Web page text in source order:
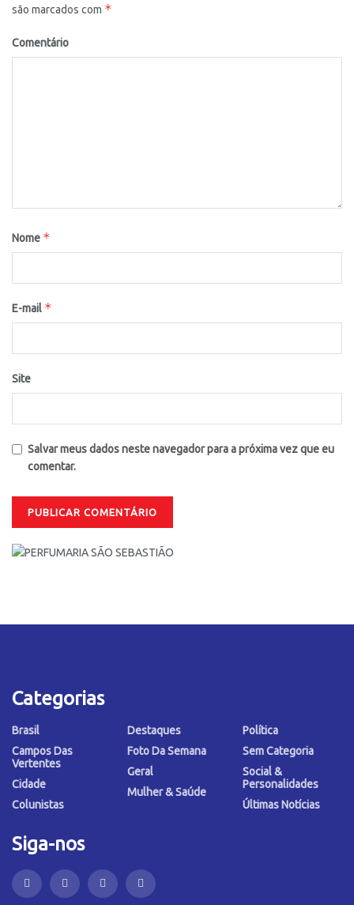
são marcados com *
Comentário
Nome *
E-mail *
Site
Salvar meus dados neste navegador para a próxima vez que eu
comentar.
Categorias
Brasil
Campos Das
Vertentes
Cidade
Colunistas
Destaques
Foto Da Semana
Geral
Mulher & Saúde
Política
Sem Categoria
Social &
Personalidades
Últimas Notícias
Siga-nos